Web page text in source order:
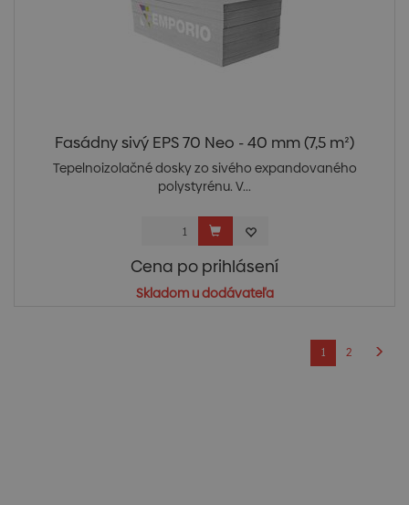
Fasádny sivý EPS 70 Neo - 40 mm (7,5 m²)
Tepelnoizolačné dosky zo sivého expandovaného
polystyrénu. V...
Cena po prihlásení
Skladom u dodávateľa
1 2